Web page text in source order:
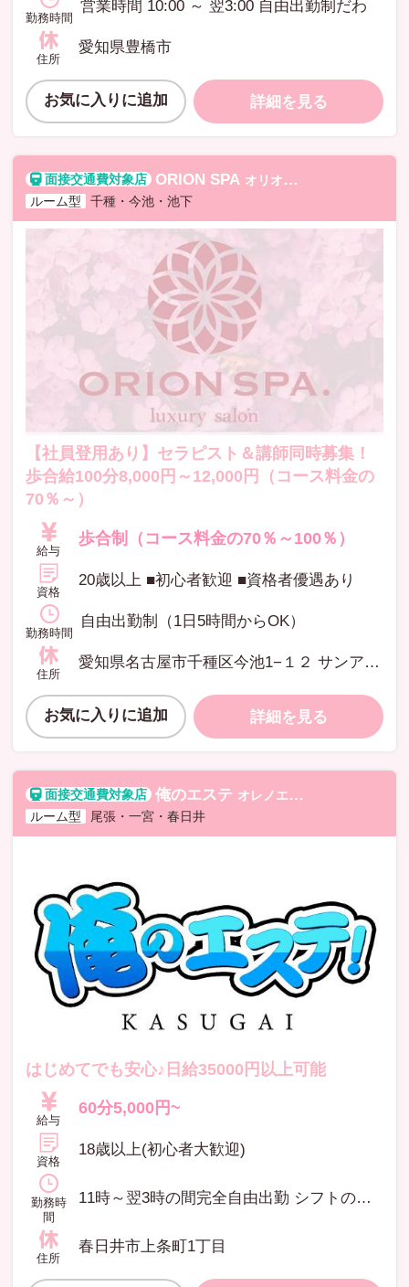
勤務時間
営業時間 10:00 ～ 翌3:00 自由出勤制だわ
住所
愛知県豊橋市
お気に入りに追加 詳細を見る
ORION SPA オリオンスパ
ルーム型
千種・今池・池下
【社員登用あり】セラピスト＆講師同時募集！
歩合給100分8,000円～12,000円（コース料金の
70％～）
給与
歩合制（コース料金の70％～100％）
資格
20歳以上 ■初心者歓迎 ■資格者優遇あり
勤務時間
自由出勤制（1日5時間からOK）
住所
愛知県名古屋市千種区今池1−１２ サンアミビレッジ3F
お気に入りに追加 詳細を見る
俺のエステ オレノエステ
ルーム型
尾張・一宮・春日井
はじめてでも安心♪日給35000円以上可能
給与
60分5,000円~
資格
18歳以上(初心者大歓迎)
勤務時
間
11時～翌3時の間完全自由出勤 シフトの催促は一切致しません！ ご都合に合わせて出勤できます。
住所
春日井市上条町1丁目